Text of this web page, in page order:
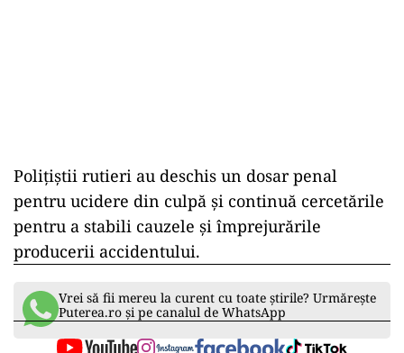
Poliţiştii rutieri au deschis un dosar penal
pentru ucidere din culpă şi continuă cercetările
pentru a stabili cauzele şi împrejurările
producerii accidentului.
Vrei să fii mereu la curent cu toate știrile? Urmărește
Puterea.ro și pe canalul de WhatsApp